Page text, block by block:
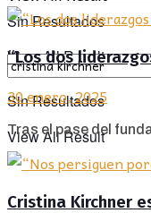
Sin Resultados
View All Result
Sin Resultados
View All Result
“Los dos
30 enero, 2025
Tras el pase del
Cristina Kirchner